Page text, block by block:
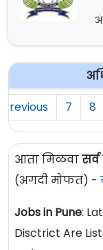
Previous
7 8
आता मिळवासर्व
(अगदी मोफत) -
Jobs in Pune:
Disctrict Are